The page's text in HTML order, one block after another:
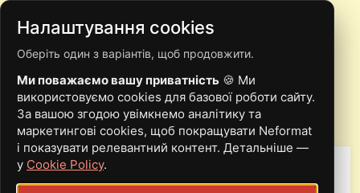
ІВАНО-ФРАНКІВСЬК
Налаштування cookies
Оберіть один з варіантів, щоб продовжити.
Ми поважаємо вашу приватність 🍪 Ми
використовуємо cookies для базової роботи сайту.
За вашою згодою увімкнемо аналітику та
маркетингові cookies, щоб покращувати Neformat
і показувати релевантний контент. Детальніше —
у Cookie Policy.